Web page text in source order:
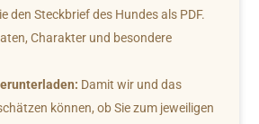
den Steckbrief des Hundes als PDF.
Charakter und besondere
Damit wir und das
können, ob Sie zum jeweiligen